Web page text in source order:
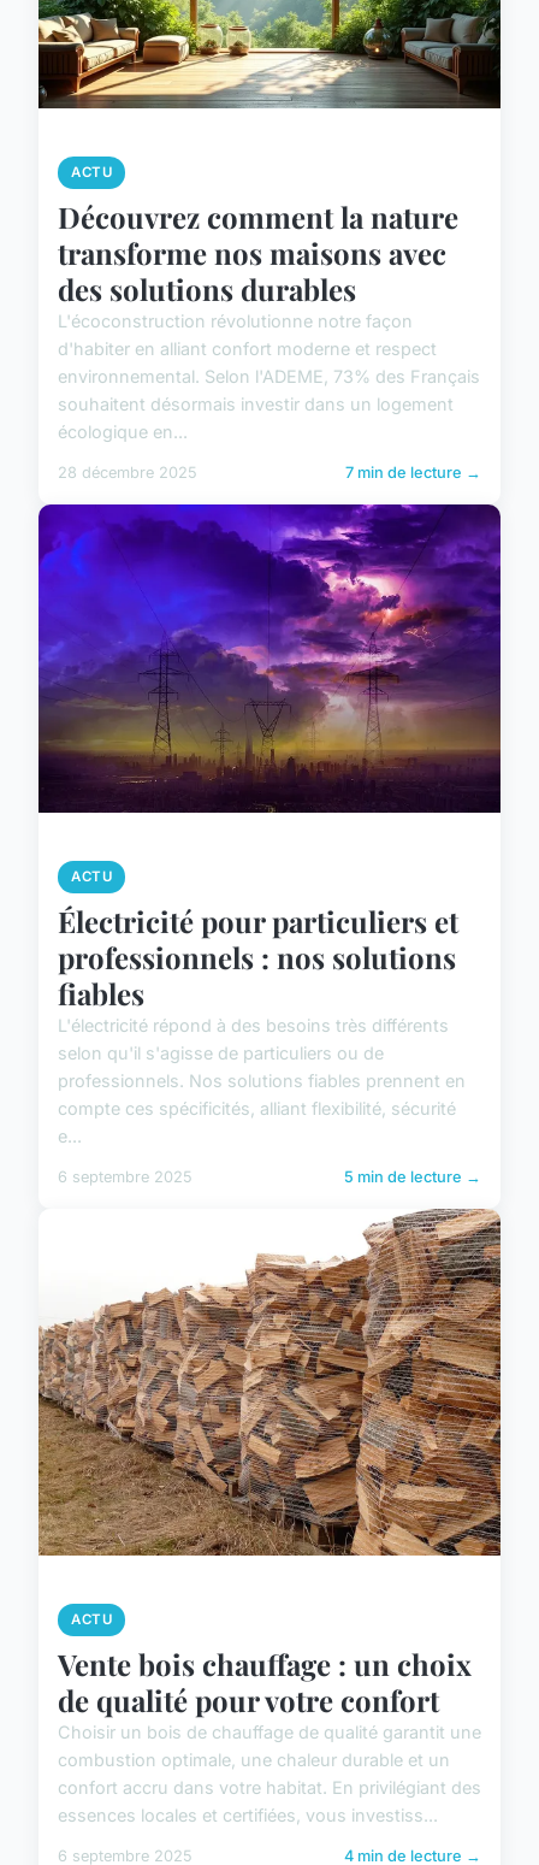
ACTU
Découvrez comment la nature
transforme nos maisons avec
des solutions durables
L'écoconstruction révolutionne notre façon
d'habiter en alliant confort moderne et respect
environnemental. Selon l'ADEME, 73% des Français
souhaitent désormais investir dans un logement
écologique en...
28 décembre 2025 7 min de lecture →
ACTU
Électricité pour particuliers et
professionnels : nos solutions
fiables
L'électricité répond à des besoins très différents
selon qu'il s'agisse de particuliers ou de
professionnels. Nos solutions fiables prennent en
compte ces spécificités, alliant flexibilité, sécurité
e...
6 septembre 2025 5 min de lecture →
ACTU
Vente bois chauffage : un choix
de qualité pour votre confort
Choisir un bois de chauffage de qualité garantit une
combustion optimale, une chaleur durable et un
confort accru dans votre habitat. En privilégiant des
essences locales et certifiées, vous investiss...
6 septembre 2025 4 min de lecture →